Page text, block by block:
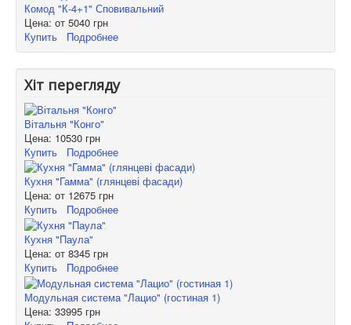
Комод "К-4+1" Сповивальний
Цена: от 5040 грн
Купить
Подробнее
Хіт перегляду
Вітальня "Конго"
Цена: 10530 грн
Купить
Подробнее
Кухня "Гамма" (глянцеві фасади)
Цена: от 12675 грн
Купить
Подробнее
Кухня "Паула"
Цена: от 8345 грн
Купить
Подробнее
Модульная система "Лацио" (гостиная 1)
Цена: 33995 грн